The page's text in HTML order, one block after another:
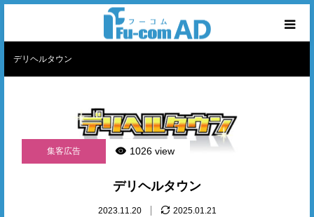
デリヘルタウン
集客広告 1026 view
デリヘルタウン
2023.11.20 2025.01.21
ホーム
商品ランキング